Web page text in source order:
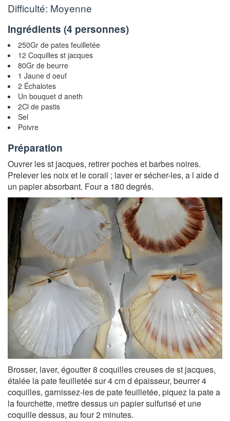
Difficulté: Moyenne
Ingrédients (4 personnes)
250Gr de pates feuilletée
12 Coquilles st jacques
80Gr de beurre
1 Jaune d oeuf
2 Échalotes
Un bouquet d aneth
2Cl de pastis
Sel
Poivre
Préparation
Ouvrer les st jacques, retirer poches et barbes noires.
Prelever les noix et le corail ; laver er sécher-les, a l aide d
un papier absorbant. Four a 180 degrés.
Brosser, laver, égoutter 8 coquilles creuses de st jacques,
étalée la pate feuilletée sur 4 cm d épaisseur, beurrer 4
coquilles, garnissez-les de pate feuilletée, piquez la pate a
la fourchette, mettre dessus un papier sulfurisé et une
coquille dessus, au four 2 minutes.